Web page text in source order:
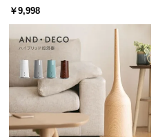
ンレス振動子モデル
￥9,998